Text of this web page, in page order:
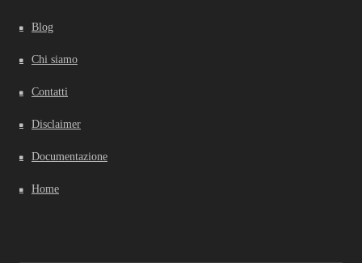
Blog
Chi siamo
Contatti
Disclaimer
Documentazione
Home